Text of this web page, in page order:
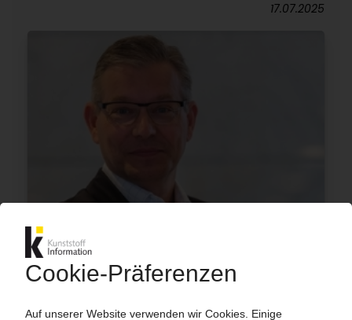
17.07.2025
KUNSTSTOFFRECYCLING
„Im Zweifelsfall auf Importware verzichten“ / KI-
Herbert Snell, Vizepräsident des bvse